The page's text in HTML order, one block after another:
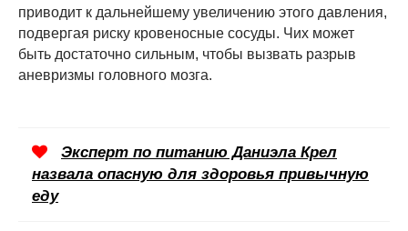
приводит к дальнейшему увеличению этого давления,
подвергая риску кровеносные сосуды. Чих может
быть достаточно сильным, чтобы вызвать разрыв
аневризмы головного мозга.
Эксперт по питанию Даниэла Крел
назвала опасную для здоровья привычную
еду